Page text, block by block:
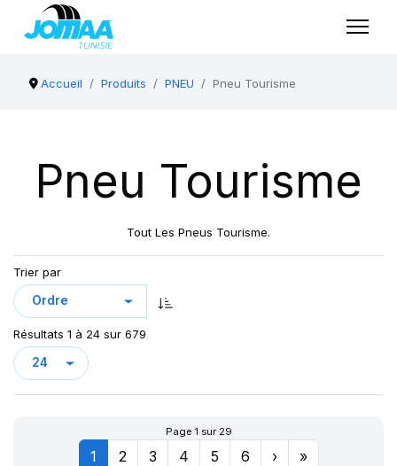
Accueil Produits PNEU Pneu Tourisme
Pneu Tourisme
Tout Les Pneus Tourisme.
Trier par
Résultats 1 à 24 sur 679
Page 1 sur 29
1 2 3 4 5 6 › »